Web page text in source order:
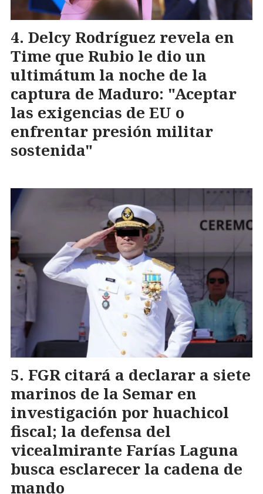
Delcy Rodríguez revela en
Time que Rubio le dio un
ultimátum la noche de la
captura de Maduro: "Aceptar
las exigencias de EU o
enfrentar presión militar
sostenida"
FGR citará a declarar a siete
marinos de la Semar en
investigación por huachicol
fiscal; la defensa del
vicealmirante Farías Laguna
busca esclarecer la cadena de
mando